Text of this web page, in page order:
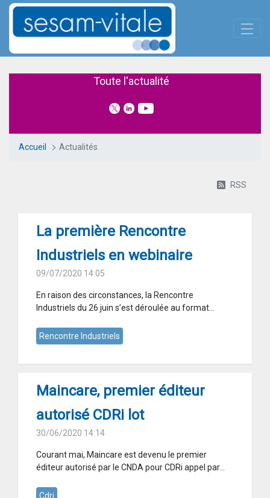
Saut au contenu principal
Toute l'actualité
Accueil Actualités
RSS
La première Rencontre
Industriels en webinaire
09/07/2020 14:05
En raison des circonstances, la Rencontre
Industriels du 26 juin s’est déroulée au format...
Rencontre Industriels
Maincare, premier éditeur
autorisé CDRi lot
30/06/2020 14:14
Courant mai, Maincare est devenu le premier
éditeur autorisé par le CNDA pour CDRi appel par...
Cdri
Panneau de gestion des cookies